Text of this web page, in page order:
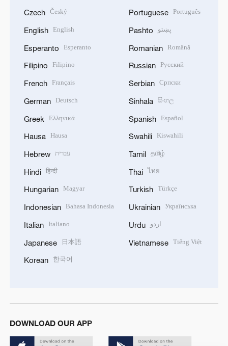
Czech Český
English English
Esperanto Esperanto
Filipino Filipino
French Français
German Deutsch
Greek Ελληνικά
Hausa Hausa
Hebrew עברית
Hindi हिन्दी
Hungarian Magyar
Indonesian Bahasa Indonesia
Italian Italiano
Japanese 日本語
Korean 한국어
Portuguese Português
Pashto پښتو
Romanian Română
Russian Русский
Serbian Српски
Sinhala සිංහල
Spanish Español
Swahili Kiswahili
Tamil தமிழ்
Thai ไทย
Turkish Türkçe
Ukrainian Українська
Urdu اردو
Vietnamese Tiếng Việt
DOWNLOAD OUR APP